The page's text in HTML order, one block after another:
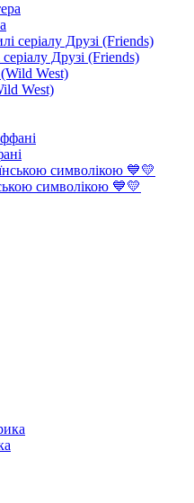
Друзі (Friends)
West)
символікою 💙💛